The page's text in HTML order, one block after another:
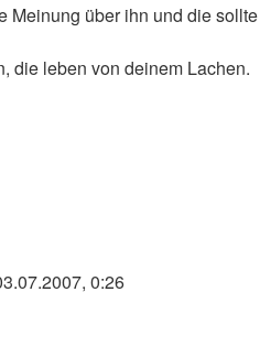
Meinung über ihn und die sollte
die leben von deinem Lachen.
0:26